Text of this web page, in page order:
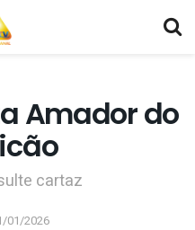
Amador do
cartaz
01/2026